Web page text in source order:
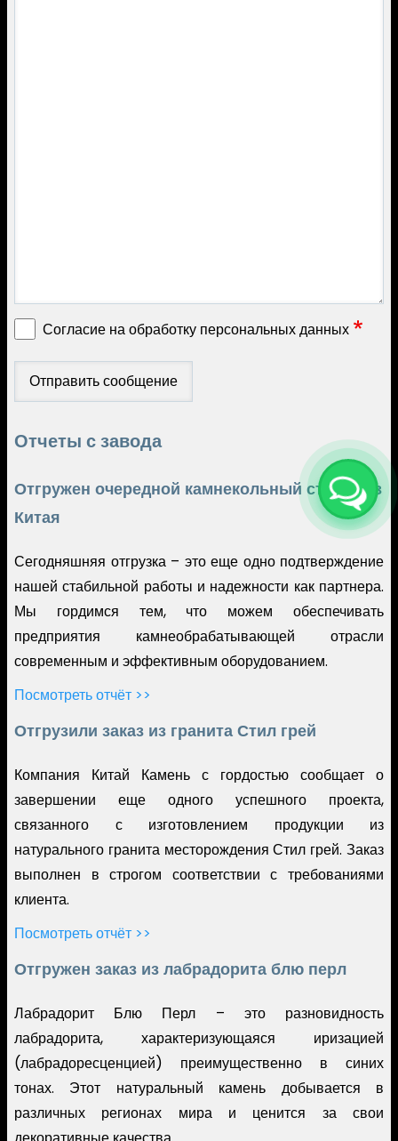
Согласие на обработку персональных данных
Отчеты с завода
Отгружен очередной камнекольный станок из
Китая
Сегодняшняя отгрузка – это еще одно подтверждение
нашей стабильной работы и надежности как партнера.
Мы гордимся тем, что можем обеспечивать
предприятия камнеобрабатывающей отрасли
современным и эффективным оборудованием.
Посмотреть отчёт >>
Отгрузили заказ из гранита Стил грей
Компания Китай Камень с гордостью сообщает о
завершении еще одного успешного проекта,
связанного с изготовлением продукции из
натурального гранита месторождения Стил грей. Заказ
выполнен в строгом соответствии с требованиями
клиента.
Посмотреть отчёт >>
Отгружен заказ из лабрадорита блю перл
Лабрадорит Блю Перл – это разновидность
лабрадорита, характеризующаяся иризацией
(лабрадоресценцией) преимущественно в синих
тонах. Этот натуральный камень добывается в
различных регионах мира и ценится за свои